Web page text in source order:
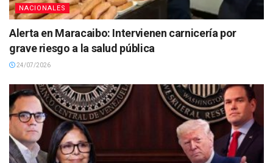
NACIONALES
Alerta en Maracaibo: Intervienen carnicería por
grave riesgo a la salud pública
24/07/2026